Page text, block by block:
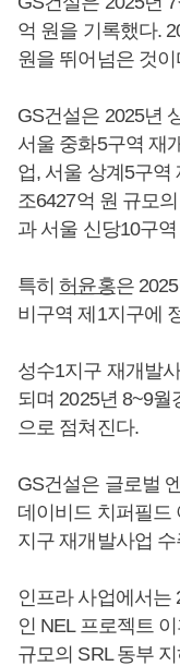
억 원을 기록했다.
원을 뛰어넘은 것이
GS건설은 2025년
서울 중화5구역 재
업, 서울 상계5구역
조6427억 원 규모
과 서울 신당10구
특히허윤홍은
비구역 제1지구에
성수1지구 재개발
되며 2025년 8~9
으로 점쳐진다.
GS건설은 글로벌
데이비드 치퍼필드
지구 재개발사업
인프라 사업에서는
인 NEL 프로젝트
규모의 SRL 동부